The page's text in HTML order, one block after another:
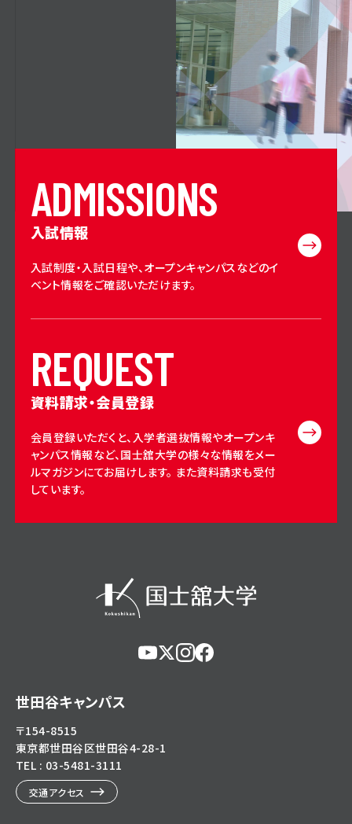
ADMISSIONS
入試情報
入試制度・入試日程や、オープンキャンパスなどのイ
ベント情報をご確認いただけます。
REQUEST
資料請求・会員登録
会員登録いただくと、入学者選抜情報やオープンキ
ャンパス情報など、国士舘大学の様々な情報をメー
ルマガジンにてお届けします。 また資料請求も受付
しています。
世田谷キャンパス
〒154-8515
東京都世田谷区世田谷4-28-1
TEL : 03-5481-3111
交通アクセス